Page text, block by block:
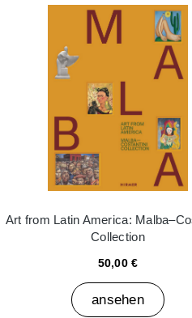
Art from Latin America:
Collection
50,00 €
ansehen